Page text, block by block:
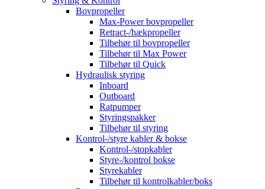
Bovpropeller
Max-Power bovpropeller
Retract-/hækpropeller
Tilbehør til bovpropeller
Tilbehør til Max Power
Tilbehør til Quick
Hydraulisk styring
Inboard
Outboard
Ratpumper
Styringspakker
Tilbehør til styring
Kontrol-/styre kabler & bokse
Kontrol-/stopkabler
Styre-/kontrol bokse
Styrekabler
Tilbehør til kontrolkabler/boks